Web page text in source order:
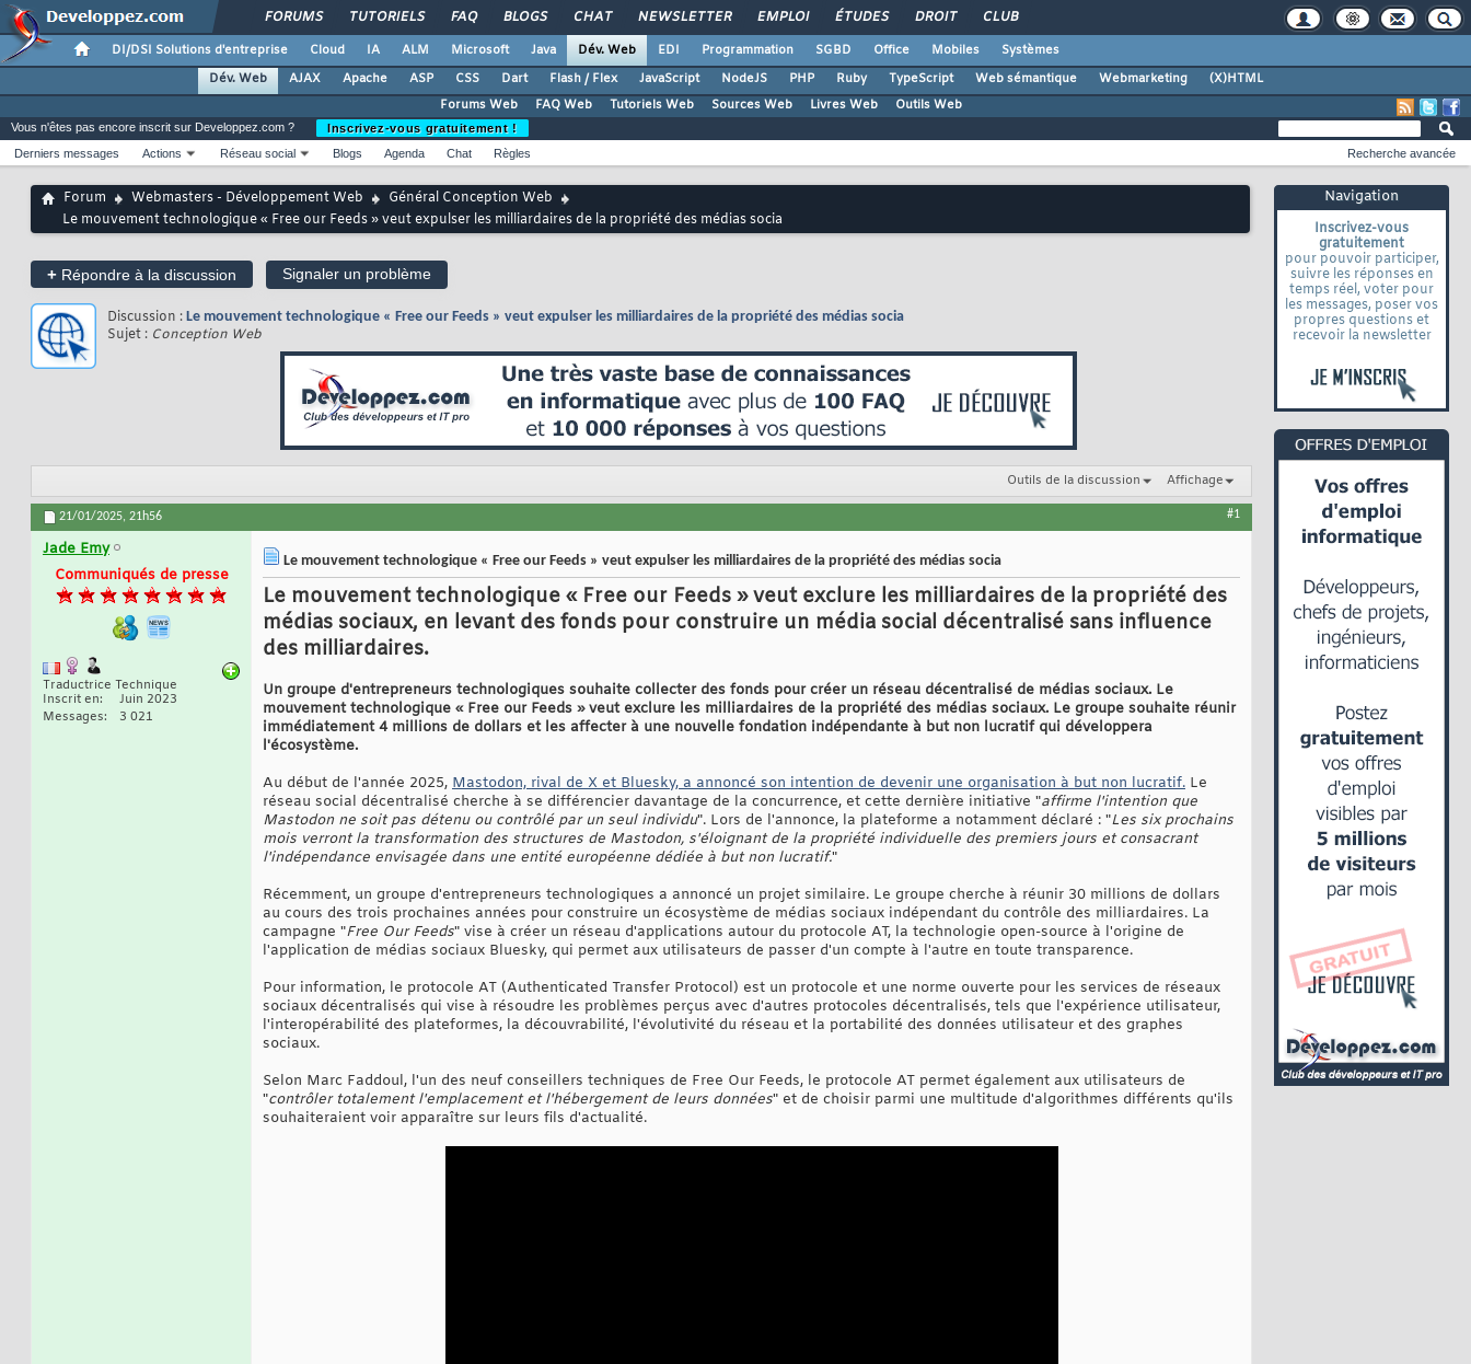
FORUMS TUTORIELS FAQ BLOGS CHAT NEWSLETTER EMPLOI ÉTUDES DROIT CLUB
DI/DSI Solutions d'entreprise Cloud IA ALM Microsoft Java Dév. Web EDI Programmation SGBD Office Mobiles
Systèmes
Dév. Web
AJAX Apache ASP CSS Dart Flash / Flex JavaScript NodeJS PHP Ruby TypeScript Web sémantique Webmarketing
(X)HTML
Forums Web
FAQ Web Tutoriels Web Sources Web Livres Web Outils Web
Navigation
Inscrivez-vous
gratuitement
pour pouvoir participer,
suivre les réponses en
temps réel, voter pour
les messages, poser vos
propres questions et
recevoir la newsletter
Vous n'êtes pas encore inscrit sur Developpez.com ?
Inscrivez-vous gratuitement !
Derniers messages
Actions Réseau social Blogs Agenda Chat Règles Recherche avancée
Forum Webmasters - Développement Web
Général Conception Web
Le mouvement technologique « Free our Feeds » veut expulser les milliardaires de la propriété des médias socia
+ Répondre à la discussion Signaler un problème
Discussion : Le mouvement technologique « Free our Feeds » veut expulser les milliardaires de la propriété des médias socia
Sujet : Conception Web
Outils de la discussion Affichage
21/01/2025, 21h56 #1
Jade Emy
Communiqués de presse
Traductrice Technique
Inscrit en
Juin 2023
Messages
3 021
Le mouvement technologique « Free our Feeds » veut expulser les milliardaires de la propriété des médias socia
Le mouvement technologique « Free our Feeds » veut exclure les milliardaires de la propriété des
médias sociaux, en levant des fonds pour construire un média social décentralisé sans influence
des milliardaires.
Un groupe d'entrepreneurs technologiques souhaite collecter des fonds pour créer un réseau décentralisé de médias sociaux. Le
mouvement technologique « Free our Feeds » veut exclure les milliardaires de la propriété des médias sociaux. Le groupe souhaite réunir
immédiatement 4 millions de dollars et les affecter à une nouvelle fondation indépendante à but non lucratif qui développera
l'écosystème.
Au début de l'année 2025, Mastodon, rival de X et Bluesky, a annoncé son intention de devenir une organisation à but non lucratif. Le
réseau social décentralisé cherche à se différencier davantage de la concurrence, et cette dernière initiative "affirme l'intention que
Mastodon ne soit pas détenu ou contrôlé par un seul individu". Lors de l'annonce, la plateforme a notamment déclaré : "Les six prochains
mois verront la transformation des structures de Mastodon, s'éloignant de la propriété individuelle des premiers jours et consacrant
l'indépendance envisagée dans une entité européenne dédiée à but non lucratif."
Récemment, un groupe d'entrepreneurs technologiques a annoncé un projet similaire. Le groupe cherche à réunir 30 millions de dollars
au cours des trois prochaines années pour construire un écosystème de médias sociaux indépendant du contrôle des milliardaires. La
campagne "Free Our Feeds" vise à créer un réseau d'applications autour du protocole AT, la technologie open-source à l'origine de
l'application de médias sociaux Bluesky, qui permet aux utilisateurs de passer d'un compte à l'autre en toute transparence.
Pour information, le protocole AT (Authenticated Transfer Protocol) est un protocole et une norme ouverte pour les services de réseaux
sociaux décentralisés qui vise à résoudre les problèmes perçus avec d'autres protocoles décentralisés, tels que l'expérience utilisateur,
l'interopérabilité des plateformes, la découvrabilité, l'évolutivité du réseau et la portabilité des données utilisateur et des graphes
sociaux.
Selon Marc Faddoul, l'un des neuf conseillers techniques de Free Our Feeds, le protocole AT permet également aux utilisateurs de
"contrôler totalement l'emplacement et l'hébergement de leurs données" et de choisir parmi une multitude d'algorithmes différents qu'ils
souhaiteraient voir apparaître sur leurs fils d'actualité.